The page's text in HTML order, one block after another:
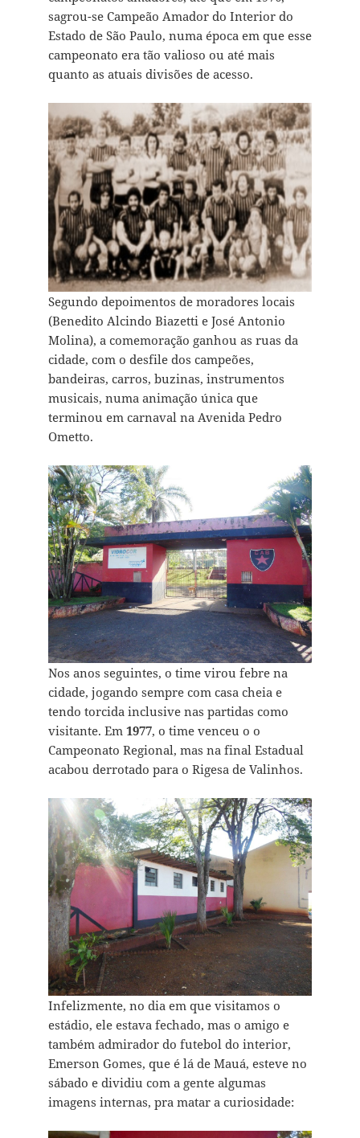
sagrou-se Campeão Amador do Interior do
Estado de São Paulo, numa época em que esse
campeonato era tão valioso ou até mais
quanto as atuais divisões de acesso.
Segundo depoimentos de moradores locais
(Benedito Alcindo Biazetti e José Antonio
Molina), a comemoração ganhou as ruas da
cidade, com o desfile dos campeões,
bandeiras, carros, buzinas, instrumentos
musicais, numa animação única que
terminou em carnaval na Avenida Pedro
Ometto.
Nos anos seguintes, o time virou febre na
cidade, jogando sempre com casa cheia e
tendo torcida inclusive nas partidas como
visitante. Em 1977, o time venceu o o
Campeonato Regional, mas na final Estadual
acabou derrotado para o Rigesa de Valinhos.
Infelizmente, no dia em que visitamos o
estádio, ele estava fechado, mas o amigo e
também admirador do futebol do interior,
Emerson Gomes, que é lá de Mauá, esteve no
sábado e dividiu com a gente algumas
imagens internas, pra matar a curiosidade: